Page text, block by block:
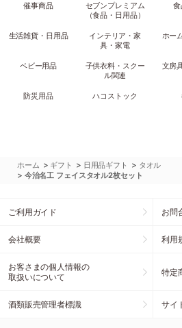
催事商品
セブンプレミアム
（食品・日用品）
食
生活雑貨・日用品
インテリア・家
具・家電
ホー
ベビー用品
子供衣料・スクー
ル関連
文房
防災用品 ハコストック
ホーム > ギフト > 日用品ギフト > タオル
> 今治名工 フェイスタオル2枚セット
ご利用ガイド お問
会社概要 利用
お客さまの個人情報の
取扱いについて
特定
酒類販売管理者標識 サイ